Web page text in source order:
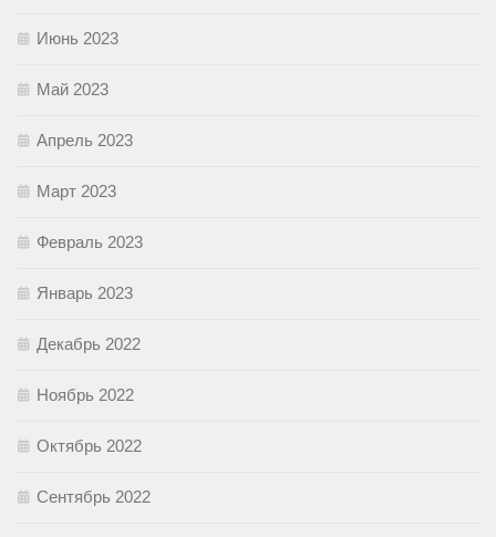
Июнь 2023
Май 2023
Апрель 2023
Март 2023
Февраль 2023
Январь 2023
Декабрь 2022
Ноябрь 2022
Октябрь 2022
Сентябрь 2022